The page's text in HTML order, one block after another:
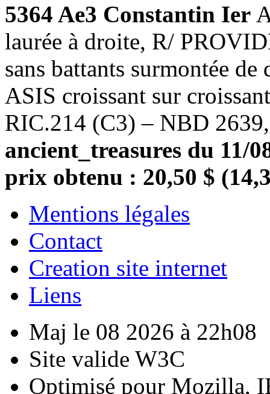
5364 Ae3 Constantin Ier
laurée à droite, R/
sans battants surmontée
ASIS croissant sur
RIC.214 (C3) – NBD
ancient_treasures du 11/
prix obtenu : 20,50 $
Mentions légales
Contact
Creation site internet
Liens
Maj le 08 2026 à 22h08
Site valide W3C
Optimisé pour Mozilla,